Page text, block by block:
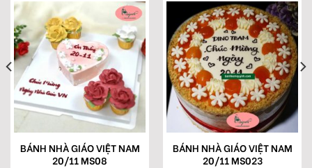
BÁNH NHÀ GIÁO VIỆT NAM
20/11 MS08
BÁNH NHÀ GIÁO VIỆT NAM
20/11 MS023